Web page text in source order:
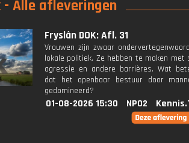
- Alle afleveringen
Fryslân DOK: Afl. 31
Vrouwen zijn zwaar
lokale politiek. Ze hebben te maken met
agressie en andere barrières. Wat
dat het openbaar bestuur door
gedomineerd?
01-08-2026 15:30 NPO2